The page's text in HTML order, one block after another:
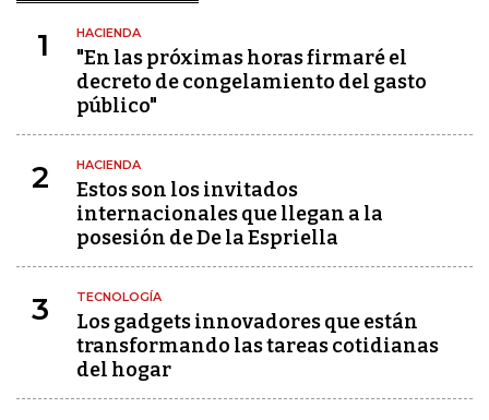
1 HACIENDA
"En las próximas horas firmaré el
decreto de congelamiento del gasto
público"
2 HACIENDA
Estos son los invitados
internacionales que llegan a la
posesión de De la Espriella
3 TECNOLOGÍA
Los gadgets innovadores que están
transformando las tareas cotidianas
del hogar